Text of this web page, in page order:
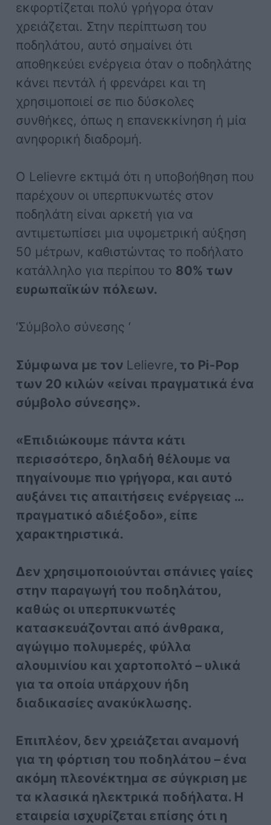
εκφορτίζεται πολύ γρήγορα όταν
χρειάζεται. Στην περίπτωση του
ποδηλάτου, αυτό σημαίνει ότι
αποθηκεύει ενέργεια όταν ο ποδηλάτης
κάνει πεντάλ ή φρενάρει και τη
χρησιμοποιεί σε πιο δύσκολες
συνθήκες, όπως η επανεκκίνηση ή μία
ανηφορική διαδρομή.
Ο Lelievre εκτιμά ότι η υποβοήθηση που
παρέχουν οι υπερπυκνωτές στον
ποδηλάτη είναι αρκετή για να
αντιμετωπίσει μια υψομετρική αύξηση
50 μέτρων, καθιστώντας το ποδήλατο
κατάλληλο για περίπου το 80% των
ευρωπαϊκών πόλεων.
‘Σύμβολο σύνεσης ‘
Σύμφωνα με τον Lelievre, το Pi-Pop
των 20 κιλών «είναι πραγματικά ένα
σύμβολο σύνεσης».
«Επιδιώκουμε πάντα κάτι
περισσότερο, δηλαδή θέλουμε να
πηγαίνουμε πιο γρήγορα, και αυτό
αυξάνει τις απαιτήσεις ενέργειας …
πραγματικό αδιέξοδο», είπε
χαρακτηριστικά.
Δεν χρησιμοποιούνται σπάνιες γαίες
στην παραγωγή του ποδηλάτου,
καθώς οι υπερπυκνωτές
κατασκευάζονται από άνθρακα,
αγώγιμο πολυμερές, φύλλα
αλουμινίου και χαρτοπολτό – υλικά
για τα οποία υπάρχουν ήδη
διαδικασίες ανακύκλωσης.
Επιπλέον, δεν χρειάζεται αναμονή
για τη φόρτιση του ποδηλάτου – ένα
ακόμη πλεονέκτημα σε σύγκριση με
τα κλασικά ηλεκτρικά ποδήλατα. Η
εταιρεία ισχυρίζεται επίσης ότι η